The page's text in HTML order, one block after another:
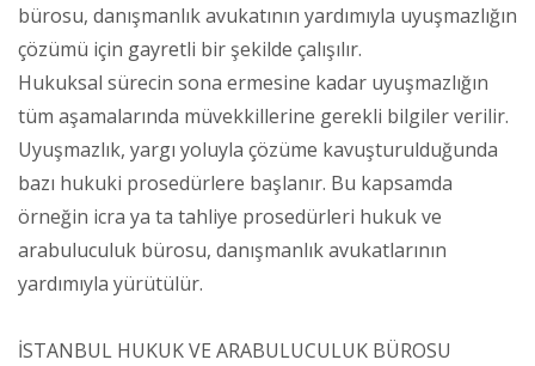
bürosu, danışmanlık avukatının yardımıyla uyuşmazlığın
çözümü için gayretli bir şekilde çalışılır.
Hukuksal sürecin sona ermesine kadar uyuşmazlığın
tüm aşamalarında müvekkillerine gerekli bilgiler verilir.
Uyuşmazlık, yargı yoluyla çözüme kavuşturulduğunda
bazı hukuki prosedürlere başlanır. Bu kapsamda
örneğin icra ya ta tahliye prosedürleri hukuk ve
arabuluculuk bürosu, danışmanlık avukatlarının
yardımıyla yürütülür.
İSTANBUL HUKUK VE ARABULUCULUK BÜROSU